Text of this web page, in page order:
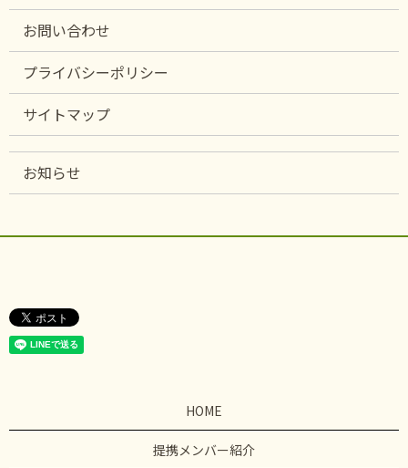
お問い合わせ
プライバシーポリシー
サイトマップ
お知らせ
HOME
提携メンバー紹介